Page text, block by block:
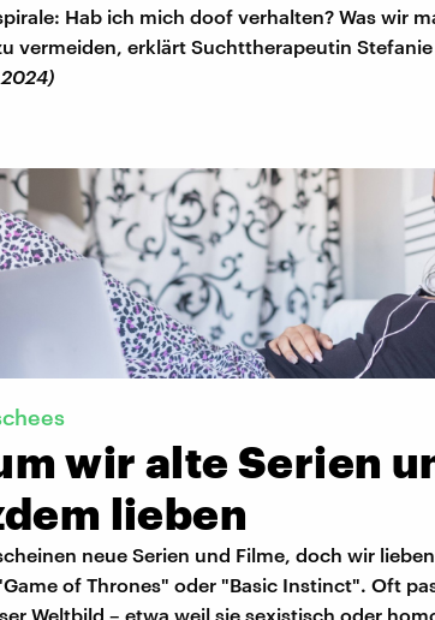
Hab ich mich doof verhalten? Was wir
vermeiden, erklärt Suchttherapeutin
wir alte Serien
lieben
neue Serien und Filme, doch wir
of Thrones" oder "Basic Instinct". Oft
Weltbild – etwa weil sie sexistisch oder